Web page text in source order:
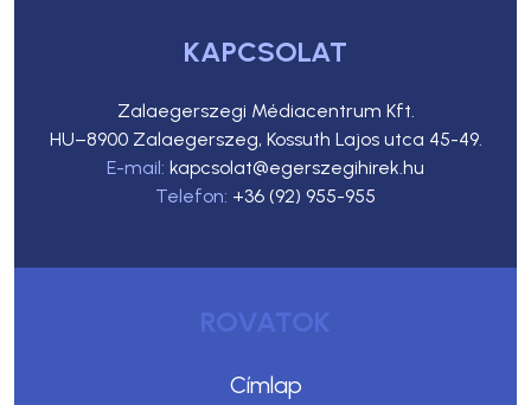
KAPCSOLAT
Zalaegerszegi Médiacentrum Kft.
HU–8900 Zalaegerszeg, Kossuth Lajos utca 45-49.
E-mail: kapcsolat@egerszegihirek.hu
Telefon: +36 (92) 955-955
ROVATOK
Címlap